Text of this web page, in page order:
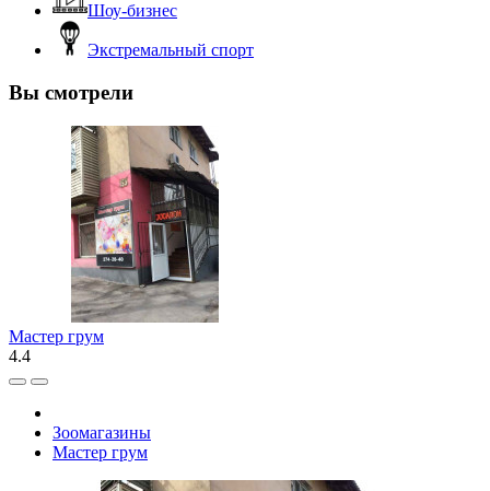
Шоу-бизнес
Экстремальный спорт
Вы смотрели
Мастер грум
4.4
Зоомагазины
Мастер грум